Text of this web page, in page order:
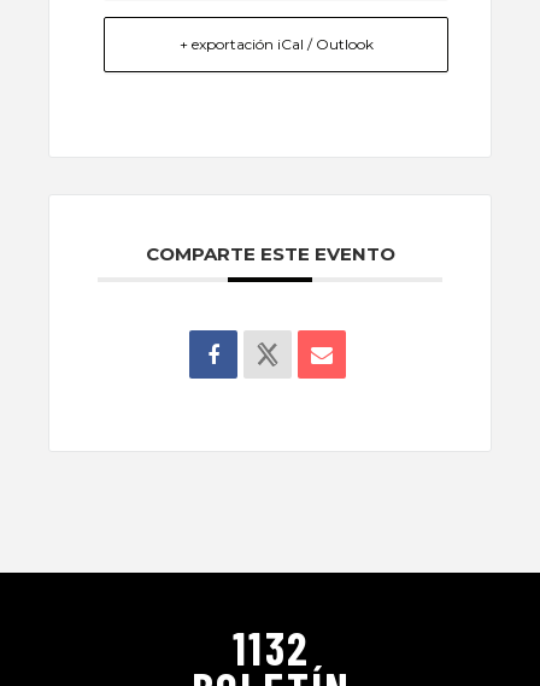
+ exportación iCal / Outlook
COMPARTE ESTE EVENTO
1132